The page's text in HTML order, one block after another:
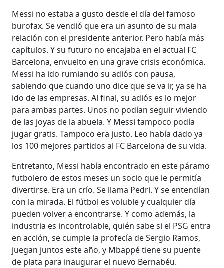
Messi no estaba a gusto desde el día del famoso
burofax. Se vendió que era un asunto de su mala
relación con el presidente anterior. Pero había más
capítulos. Y su futuro no encajaba en el actual FC
Barcelona, envuelto en una grave crisis económica.
Messi ha ido rumiando su adiós con pausa,
sabiendo que cuando uno dice que se va ir, ya se ha
ido de las empresas. Al final, su adiós es lo mejor
para ambas partes. Unos no podían seguir viviendo
de las joyas de la abuela. Y Messi tampoco podía
jugar gratis. Tampoco era justo. Leo había dado ya
los 100 mejores partidos al FC Barcelona de su vida.
Entretanto, Messi había encontrado en este páramo
futbolero de estos meses un socio que le permitía
divertirse. Era un crío. Se llama Pedri. Y se entendían
con la mirada. El fútbol es voluble y cualquier día
pueden volver a encontrarse. Y como además, la
industria es incontrolable, quién sabe si el PSG entra
en acción, se cumple la profecía de Sergio Ramos,
juegan juntos este año, y Mbappé tiene su puente
de plata para inaugurar el nuevo Bernabéu.